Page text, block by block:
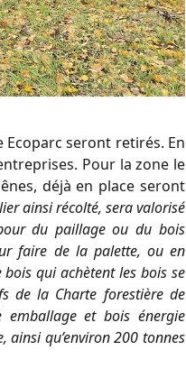
Ecoparc seront retirés. En
Pour la zone le
déjà en place seront
ainsi récolté, sera valorisé
du paillage ou du bois
faire de la palette, ou en
qui achètent les bois se
de la Charte forestière de
et bois énergie
qu’environ 200 tonnes